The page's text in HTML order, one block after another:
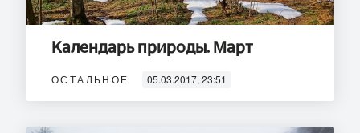
Календарь природы. Март
ОСТАЛЬНОЕ 05.03.2017, 23:51